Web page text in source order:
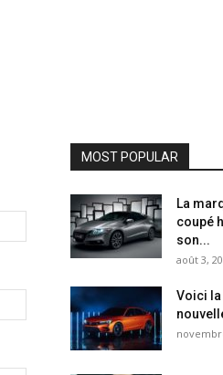
MOST POPULAR
La
coupé
son...
août 3,
Voici la